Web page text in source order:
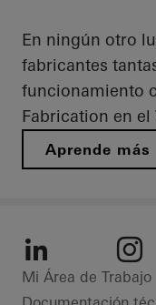
En ningún otro
fabricantes
funcionamiento
Fabrication en
Aprende más
LinkedIn
Mi Área de Trabajo